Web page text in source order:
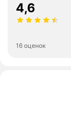
4,6
16 оценок